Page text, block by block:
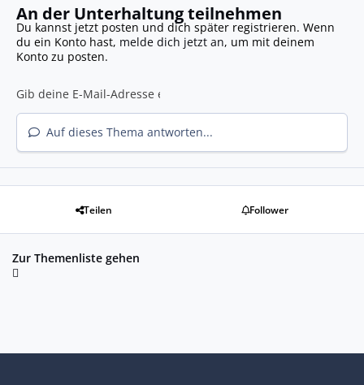
An der Unterhaltung teilnehmen
Du kannst jetzt posten und dich später registrieren. Wenn
du ein Konto hast, melde dich jetzt an, um mit deinem
Konto zu posten.
Auf dieses Thema antworten...
Teilen Follower
Zur Themenliste gehen